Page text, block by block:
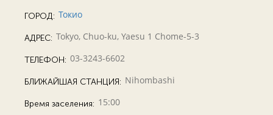
ГОРОД: Токио
АДРЕС: Tokyo, Chuo-ku, Yaesu 1 Chome-5-3
ТЕЛЕФОН: 03-3243-6602
БЛИЖАЙШАЯ СТАНЦИЯ: Nihombashi
Время заселения: 15:00